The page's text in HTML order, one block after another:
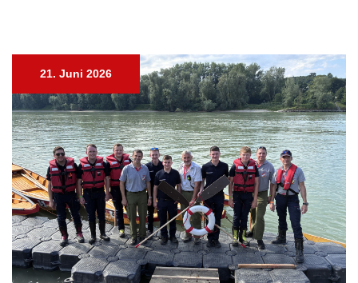
21. Juni 2026